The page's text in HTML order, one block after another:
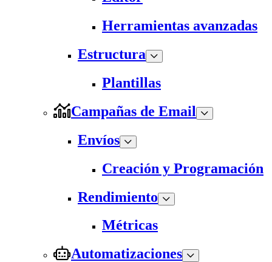
Herramientas avanzadas
Estructura
Plantillas
Campañas de Email
Envíos
Creación y Programación
Rendimiento
Métricas
Automatizaciones